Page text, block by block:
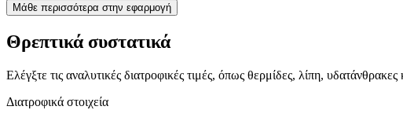
Μάθε περισσότερα στην εφαρμογή
Θρεπτικά συστατικά
Ελέγξτε τις αναλυτικές διατροφικές τιμές, όπως θερμίδες, λίπη,
Διατροφικά στοιχεία